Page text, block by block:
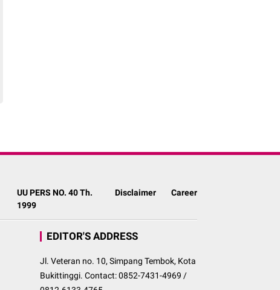
UU PERS NO. 40 Th.
1999
Disclaimer Career
EDITOR'S ADDRESS
Jl. Veteran no. 10, Simpang Tembok, Kota
Bukittinggi. Contact: 0852-7431-4969 /